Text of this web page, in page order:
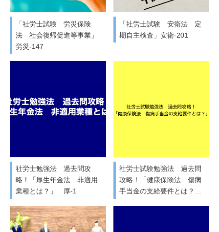
「社労士試験 労災保険
法 社会復帰促進等事業」
労災-147
「社労士試験 安衛法 定
期自主検査」安衛-201
社労士勉強法 過去問攻
略！「厚生年金法 非適用
業種とは？」 厚-1
社労士試験勉強法 過去問
攻略！「健康保険法 傷病
手当金の支給要件とは？…